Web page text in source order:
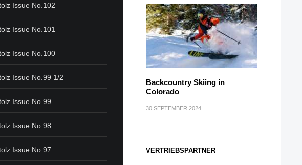
Issue No.102
Issue No.101
Issue No.100
Issue No.99 1/2
Issue No.99
Issue No.98
Issue No 97
Backcountry Skiing in
Colorado
30.SEPTEMBER 2024
VERTRIEBSPARTNER